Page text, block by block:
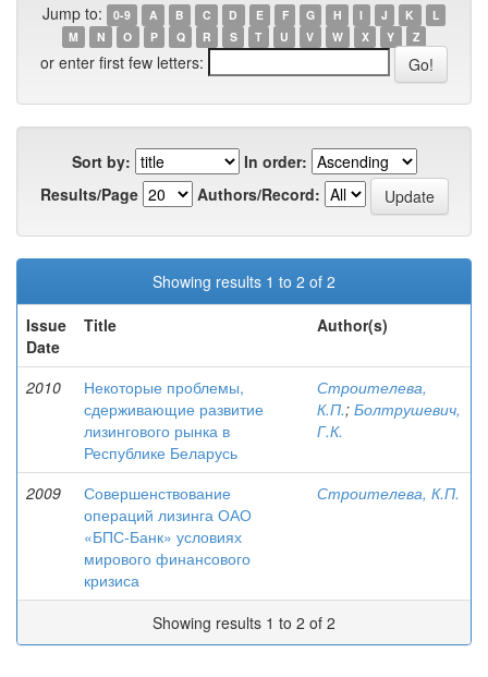
Jump to: 0-9 A B C D E F G H I J K
L
M
N O P Q R S T U V W X Y Z
or enter first few letters:
Sort by:
In order:
Results/Page
Authors/Record:
Showing results 1 to 2 of 2
Issue
Date
Title Author(s)
2010
Некоторые проблемы,
сдерживающие развитие
лизингового рынка в
Республике Беларусь
Строителева,
К.П.; Болтрушевич,
Г.К.
2009
Совершенствование
операций лизинга ОАО
«БПС-Банк» условиях
мирового финансового
кризиса
Строителева, К.П.
Showing results 1 to 2 of 2